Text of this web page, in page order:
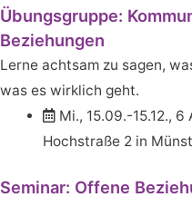
Übungsgruppe:
Beziehungen
Lerne achtsam zu sagen,
was es wirklich geht.
Mi., 15.09.-15.12.,
Hochstraße 2 in
Seminar: Offene